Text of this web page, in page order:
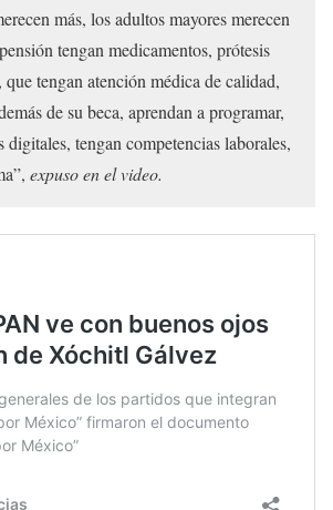
más, los adultos mayores merecen
tengan medicamentos, prótesis
que tengan atención médica de calidad,
de su beca, aprendan a programar,
digitales, tengan competencias laborales,
expuso en el video.